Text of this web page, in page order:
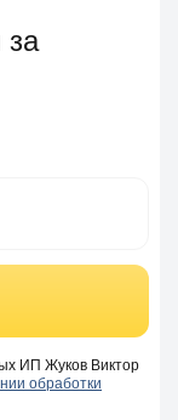
за
ИП Жуков Виктор
обработки